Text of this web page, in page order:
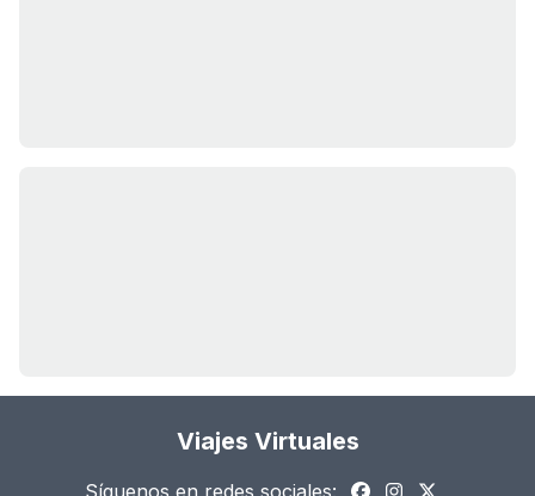
Viajes Virtuales
Síguenos en redes sociales: